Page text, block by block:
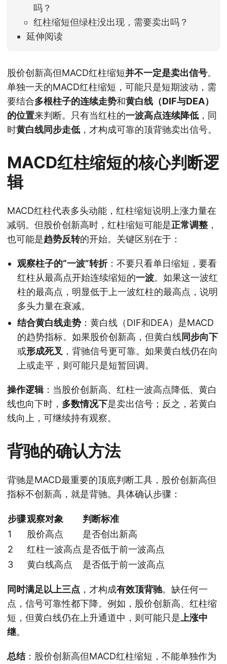
吗？
红柱缩短但绿柱没出现，需要卖出吗？
延伸阅读
股价创新高但MACD红柱缩短并不一定是卖出信号。
单独一天的MACD红柱缩短，可能只是短期波动，需
要结合多根柱子的连续走势和黄白线（DIF与DEA）
的位置来判断。只有当红柱的一波高点连续降低 ，同
时黄白线同步走低 ，才构成可靠的顶背驰卖出信号。
MACD红柱缩短的核心判断逻
辑
MACD红柱代表多头动能，红柱缩短说明上涨力量在
减弱。但股价创新高时，红柱缩短可能是正常调整 ，
也可能是趋势反转的开始。关键区别在于：
观察柱子的“一波”转折：不要只看单日缩短，要看
红柱从最高点开始连续缩短的一波。如果这一波红
柱的最高点，明显低于上一波红柱的最高点，说明
多头力量在衰减。
结合黄白线走势 ：黄白线（DIF和DEA）是MACD
的趋势指标。如果股价创新高，但黄白线同步向下
或形成死叉 ，背驰信号更可靠。如果黄白线仍在向
上或走平，则可能只是短暂回调。
操作逻辑：当股价创新高、红柱一波高点降低、黄白
线也向下时， 多数情况下是卖出信号；反之，若黄白
线向上，可继续持有观察。
背驰的确认方法
背驰是MACD最重要的顶底判断工具，股价创新高但
指标不创新高，就是背驰。具体确认步骤：
步骤观察对象
判断标准
1
股价高点
是否创出新高
2
红柱一波高点 是否低于前一波高点
3
黄白线高点 是否低于前一波高点
同时满足以上三点 ，才构成有效顶背驰。缺任何一
点，信号可靠性都下降。例如，股价创新高、红柱缩
短，但黄白线仍在上升通道中，则可能只是 上涨中
继。
总结：股价创新高但MACD红柱缩短，不能单独作为